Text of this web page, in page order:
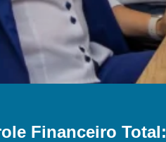
Financeiro Total: